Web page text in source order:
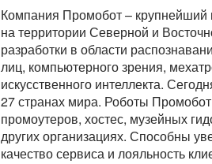
Компания Промобот – крупнейший
на территории Северной и
разработки в области
лиц, компьютерного зрения,
искусственного интеллекта.
27 странах мира. Роботы Промобот
промоутеров, хостес, музейных
других организациях. Способны
качество сервиса и лояльность